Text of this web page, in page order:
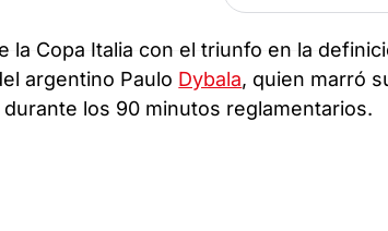
la Copa Italia con el triunfo en la
argentino Paulo Dybala, quien marró
los 90 minutos reglamentarios.